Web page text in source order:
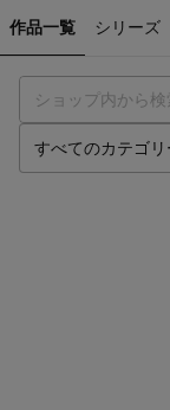
作品一覧 シリーズ